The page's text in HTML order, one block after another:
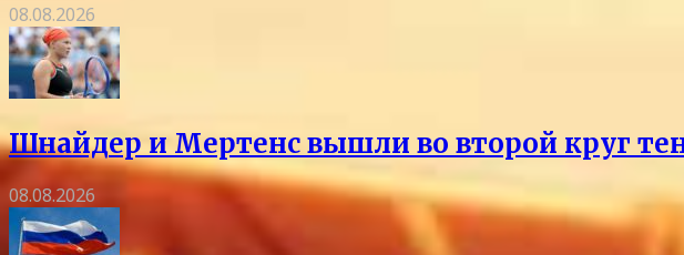
08.08.2026
Шнайдер и Мертенс вышли во второй круг
08.08.2026